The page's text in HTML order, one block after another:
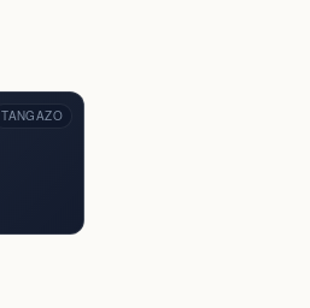
TANGAZO